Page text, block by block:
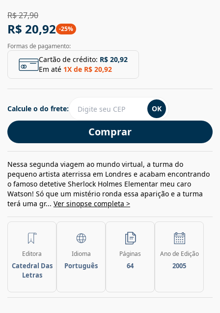
R$ 27,90
R$ 20,92 -25%
Formas de pagamento:
Cartão de crédito: R$ 20,92
Em até 1X de R$ 20,92
Comprar
Calcule o do frete: OK
Nessa segunda viagem ao mundo virtual, a turma do
pequeno artista aterrissa em Londres e acabam encontrando
o famoso detetive Sherlock Holmes Elementar meu caro
Watson! Só que um mistério ronda essa aparição e a turma
terá uma gr... Ver sinopse completa >
Editora
Catedral Das
Letras
Idioma
Português
Páginas
64
Ano de Edição
2005